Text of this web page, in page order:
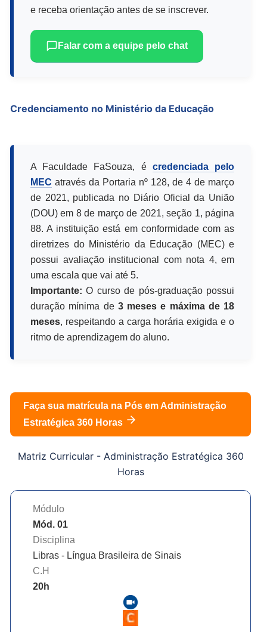
e receba orientação antes de se inscrever.
Falar com a equipe pelo chat
Credenciamento no Ministério da Educação
A Faculdade FaSouza, é credenciada pelo
MEC através da Portaria nº 128, de 4 de março
de 2021, publicada no Diário Oficial da União
(DOU) em 8 de março de 2021, seção 1, página
88. A instituição está em conformidade com as
diretrizes do Ministério da Educação (MEC) e
possui avaliação institucional com nota 4, em
uma escala que vai até 5.
Importante: O curso de pós-graduação possui
duração mínima de 3 meses e máxima de 18
meses, respeitando a carga horária exigida e o
ritmo de aprendizagem do aluno.
Faça sua matrícula na Pós emAdministração
Estratégica 360 Horas
Matriz Curricular - Administração Estratégica 360
Horas
Módulo
Mód. 01
Disciplina
Libras - Língua Brasileira de Sinais
C.H
20h